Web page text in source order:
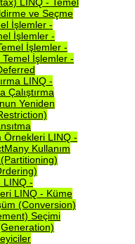
LINQ - Temel
ve Seçme
İşlemler -
İşlemler -
İşlemler -
Temel İşlemler -
LINQ -
Çalıştırma
Yeniden
Örnekleri LINQ -
Kullanım
(Partitioning)
LINQ -
LINQ - Küme
(Conversion)
Seçimi